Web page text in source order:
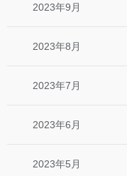
2023年9月
2023年8月
2023年7月
2023年6月
2023年5月